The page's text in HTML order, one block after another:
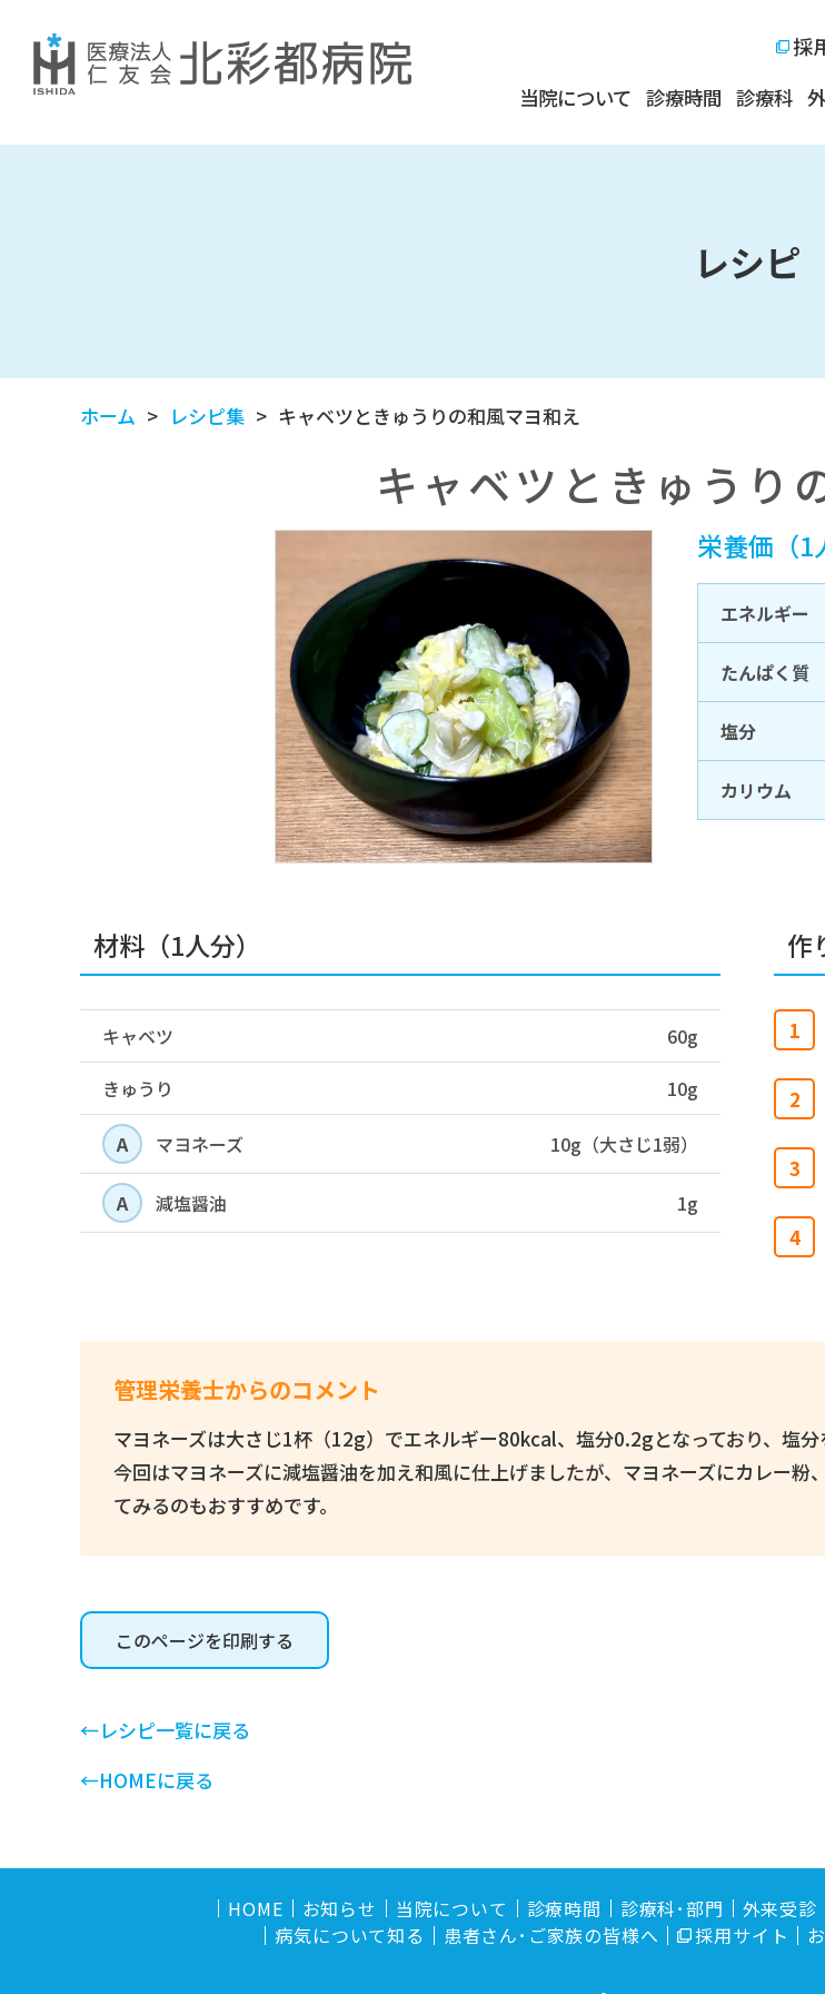
採
当院について 診療時間 診療科
レシピ
ホーム レシピ集 キャベツときゅうりの和風マヨ和え
キャベツときゅうり
栄養価（1
エネルギー
たんぱく質
塩分
カリウム
材料（1人分）
キャベツ
60g
きゅうり
10g
A マヨネーズ 10g（大さじ1弱）
A 減塩醤油 1g
作
管理栄養士からのコメント
マヨネーズは大さじ1杯（12g）でエネルギー80kcal、塩分0.2gとなっており、塩
今回はマヨネーズに減塩醤油を加え和風に仕上げましたが、マヨネーズにカレー
てみるのもおすすめです。
このページを印刷する
←レシピ一覧に戻る
←HOMEに戻る
HOME お知らせ 当院について 診療時間 診療科･部門 外来受診
病気について知る
患者さん･ご家族の皆様へ 採用サイト